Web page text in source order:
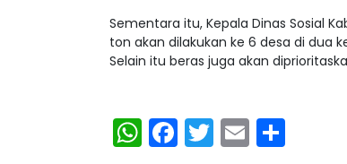
Sementara itu, Kepala Dinas Sosial
ton akan dilakukan ke 6 desa di dua
Selain itu beras juga akan
WhatsApp
Facebook
Twitter
Email